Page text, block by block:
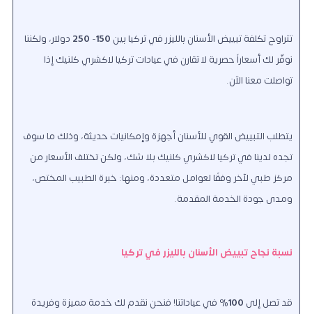
تتراوح تكلفة تبييض الأسنان بالليزر في تركيا بين 150
-
250 دولار، ولكننا
نوفّر لك أسعاراً حصرية لا تقارن في عيادات تركيا لاكشري كلنيك إذا
تواصلت معنا الآن.
يتطلب التبييض القوي للأسنان أجهزة وإمكانيات حديثة، وذلك ما سوف
تجده لدينا في تركيا لاكشري كلنيك بلا شك، ولكن تختلف الأسعار من
مركز طبي لآخر وفقًا لعوامل متعددة، ومنها: خبرة الطبيب المختص،
ومدى جودة الخدمة المقدمة.
نسبة نجاح تبييض الأسنان بالليزر في تركيا
قد تصل إلى 100% في عياداتنا! فنحن نقدم لك خدمة مميزة وفريدة